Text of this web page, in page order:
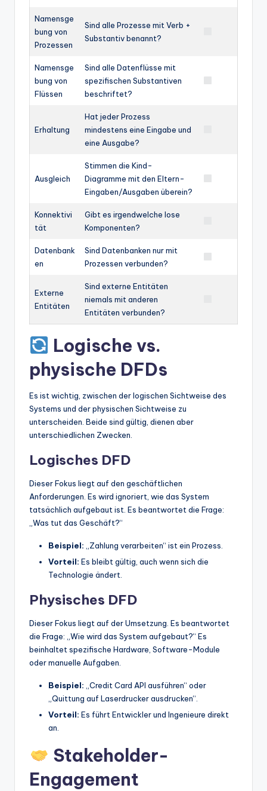
Namensge
bung von
Prozessen
Sind alle Prozesse mit Verb +
Substantiv benannt?
Namensge
bung von
Flüssen
Sind alle Datenflüsse mit
spezifischen Substantiven
beschriftet?
Erhaltung
Hat jeder Prozess
mindestens eine Eingabe und
eine Ausgabe?
Ausgleich
Stimmen die Kind-
Diagramme mit den Eltern-
Eingaben/Ausgaben überein?
Konnektivi
tät
Gibt es irgendwelche lose
Komponenten?
Datenbank
en
Sind Datenbanken nur mit
Prozessen verbunden?
Externe
Entitäten
Sind externe Entitäten
niemals mit anderen
Entitäten verbunden?
Logische vs.
physische DFDs
Es ist wichtig, zwischen der logischen Sichtweise des
Systems und der physischen Sichtweise zu
unterscheiden. Beide sind gültig, dienen aber
unterschiedlichen Zwecken.
Logisches DFD
Dieser Fokus liegt auf den geschäftlichen
Anforderungen. Es wird ignoriert, wie das System
tatsächlich aufgebaut ist. Es beantwortet die Frage:
„Was tut das Geschäft?“
Beispiel: „Zahlung verarbeiten“ ist ein Prozess.
Vorteil: Es bleibt gültig, auch wenn sich die
Technologie ändert.
Physisches DFD
Dieser Fokus liegt auf der Umsetzung. Es beantwortet
die Frage: „Wie wird das System aufgebaut?“ Es
beinhaltet spezifische Hardware, Software-Module
oder manuelle Aufgaben.
Beispiel: „Credit Card API ausführen“ oder
„Quittung auf Laserdrucker ausdrucken“.
Vorteil: Es führt Entwickler und Ingenieure direkt
an.
Stakeholder-
Engagement